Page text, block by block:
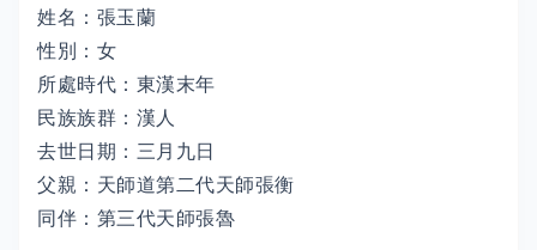
姓名：張玉蘭
性別：女
所處時代：東漢末年
民族族群：漢人
去世日期：三月九日
父親：天師道第二代天師張衡
同伴：第三代天師張魯